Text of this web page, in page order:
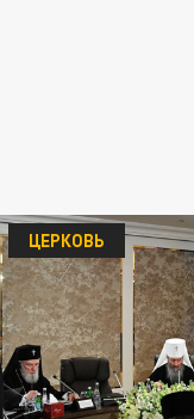
ЦЕРКОВЬ